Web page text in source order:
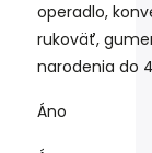
operadlo,
rukoväť,
narodenia do
Áno